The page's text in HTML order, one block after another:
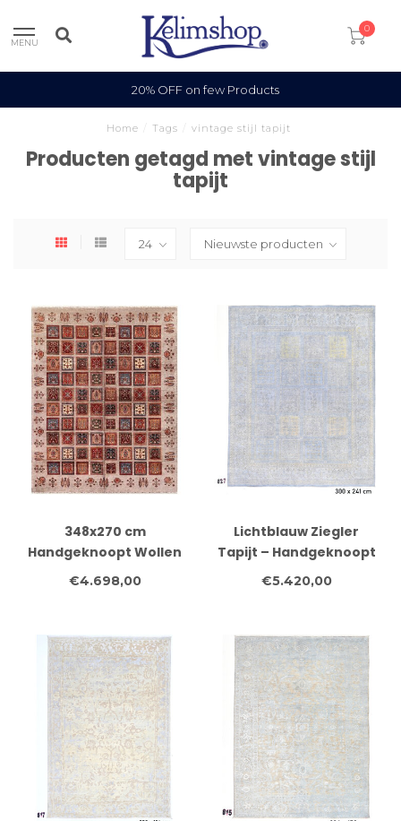
MENU
0
100% Wool
Home Tags vintage stijl tapijt
Producten getagd met vintage stijl
tapijt
348x270 cm
Handgeknoopt Wollen
Tapijt Afghaans
€4.698,00
Lichtblauw Ziegler
Tapijt – Handgeknoopt
Wol – 300 x 241 cm
€5.420,00